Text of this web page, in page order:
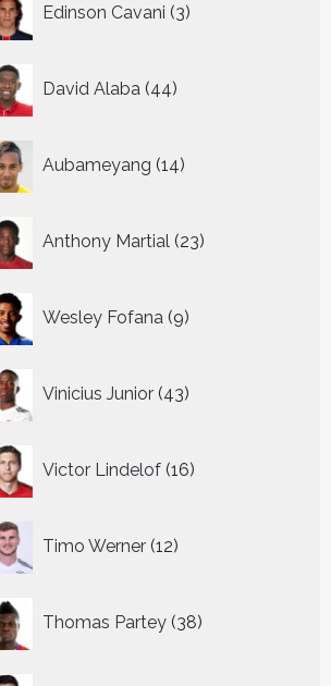
Edinson Cavani 3
producten
David Alaba 44
producten
Aubameyang 14
producten
Anthony Martial 23
producten
Wesley Fofana 9
producten
Vinicius Junior 43
producten
Victor Lindelof 16
producten
Timo Werner 12
producten
Thomas Partey 38
producten